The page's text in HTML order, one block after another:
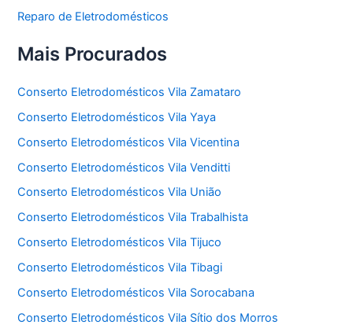
Reparo de Eletrodomésticos
Mais Procurados
Conserto Eletrodomésticos Vila Zamataro
Conserto Eletrodomésticos Vila Yaya
Conserto Eletrodomésticos Vila Vicentina
Conserto Eletrodomésticos Vila Venditti
Conserto Eletrodomésticos Vila União
Conserto Eletrodomésticos Vila Trabalhista
Conserto Eletrodomésticos Vila Tijuco
Conserto Eletrodomésticos Vila Tibagi
Conserto Eletrodomésticos Vila Sorocabana
Conserto Eletrodomésticos Vila Sítio dos Morros